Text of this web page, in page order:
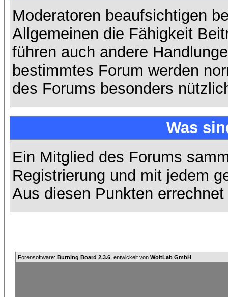
Moderatoren beaufsichtigen
Allgemeinen die Fähigkeit
führen auch andere
bestimmtes Forum werden
des Forums besonders
Was
Ein Mitglied des Forums
Registrierung und mit jedem
Aus diesen Punkten
Forensoftware: Burning Board 2.3.6 , entwickelt von WoltLab GmbH